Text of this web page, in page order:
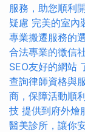
服務，助您順利
疑慮 完美的室內
專業搬遷服務的
合法專業的徵信
SEO友好的網站
查詢律師資格與
商，保障活動順
技 提供到府外燴
醫美診所，讓你